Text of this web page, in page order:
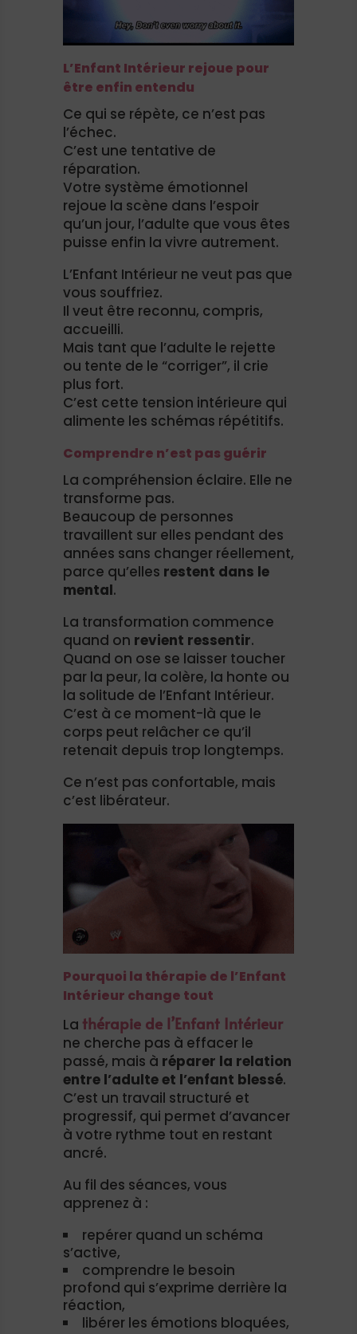
L’Enfant Intérieur rejoue pour
être enfin entendu
Ce qui se répète, ce n’est pas
l’échec.
C’est une tentative de
réparation.
Votre système émotionnel
rejoue la scène dans l’espoir
qu’un jour, l’adulte que vous êtes
puisse enfin la vivre autrement.
L’Enfant Intérieur ne veut pas que
vous souffriez.
Il veut être reconnu, compris,
accueilli.
Mais tant que l’adulte le rejette
ou tente de le “corriger”, il crie
plus fort.
C’est cette tension intérieure qui
alimente les schémas répétitifs.
Comprendre n’est pas guérir
La compréhension éclaire. Elle ne
transforme pas.
Beaucoup de personnes
travaillent sur elles pendant des
années sans changer réellement,
parce qu’elles restent dans le
mental.
La transformation commence
quand on revient ressentir.
Quand on ose se laisser toucher
par la peur, la colère, la honte ou
la solitude de l’Enfant Intérieur.
C’est à ce moment-là que le
corps peut relâcher ce qu’il
retenait depuis trop longtemps.
Ce n’est pas confortable, mais
c’est libérateur.
Pourquoi la thérapie de l’Enfant
Intérieur change tout
La thérapie de l’Enfant Intérieur
ne cherche pas à effacer le
passé, mais à réparer la relation
entre l’adulte et l’enfant blessé.
C’est un travail structuré et
progressif, qui permet d’avancer
à votre rythme tout en restant
ancré.
Au fil des séances, vous
apprenez à :
repérer quand un schéma
s’active,
comprendre le besoin
profond qui s’exprime derrière la
réaction,
libérer les émotions bloquées,